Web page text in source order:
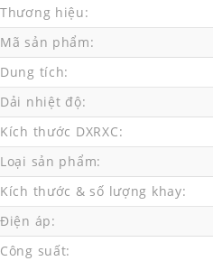
Thương hiệu:
Mã sản phẩm:
Dung tích:
Dải nhiệt độ:
Kích thước DXRXC:
Loại sản phẩm:
Kích thước & số lượng khay:
Điện áp:
Công suất: